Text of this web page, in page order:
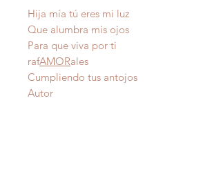
Hija mía tú eres mi luz
Que alumbra mis ojos
Para que viva por ti
rafAMORales
Cumpliendo tus antojos
Autor